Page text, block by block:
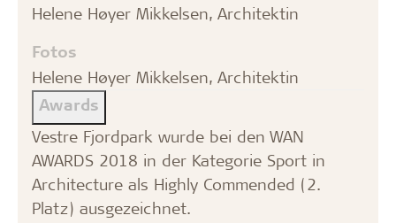
Helene Høyer Mikkelsen, Architektin
Fotos
Helene Høyer Mikkelsen, Architektin
Awards
Vestre Fjordpark wurde bei den WAN
AWARDS 2018 in der Kategorie Sport in
Architecture als Highly Commended (2.
Platz) ausgezeichnet.